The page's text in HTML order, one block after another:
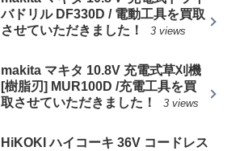
バドリル DF330D / 電動工具を買取
させていただきました！
3 views
makita マキタ 10.8V 充電式草刈機
[樹脂刃] MUR100D /充電工具を買
取させていただきました！
3 views
HiKOKI ハイコーキ 36V コードレス